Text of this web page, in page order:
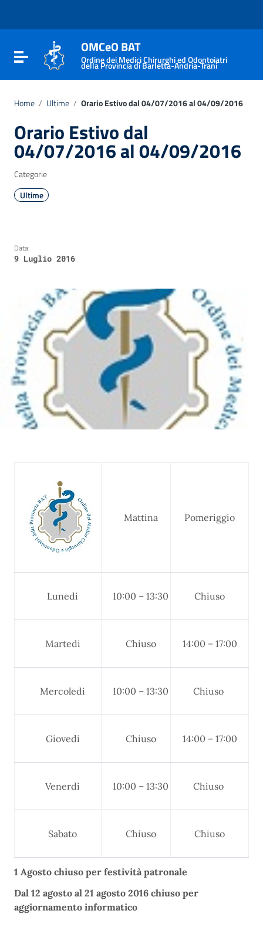
Vai al footer
Attiva / disattiva la navigazione
OMCeO BAT
Ordine dei Medici Chirurghi ed Odontoiatri
della Provincia di Barletta-Andria-Trani
Home / Ultime / Orario Estivo dal 04/07/2016 al 04/09/2016
Orario Estivo dal
04/07/2016 al 04/09/2016
Categorie
Ultime
Data:
9 Luglio 2016
Mattina Pomeriggio
Lunedi 10:00 – 13:30 Chiuso
Martedi Chiuso 14:00 – 17:00
Mercoledi 10:00 – 13:30 Chiuso
Giovedi Chiuso 14:00 – 17:00
Venerdi 10:00 – 13:30 Chiuso
Sabato Chiuso Chiuso
1 Agosto chiuso per festività patronale
Dal 12 agosto al 21 agosto 2016 chiuso per
aggiornamento informatico